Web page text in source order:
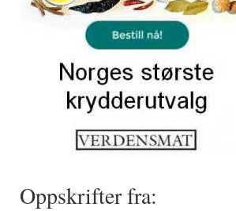
Oppskrifter fra: